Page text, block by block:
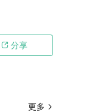
 分享
更多 